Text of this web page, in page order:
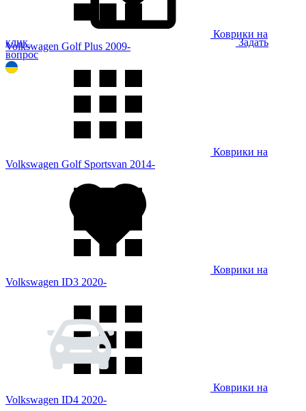
Коврики на
Volkswagen Golf Plus 2009-
Коврики на
Volkswagen Golf Sportsvan 2014-
Коврики на
Volkswagen ID3 2020-
Коврики на
Volkswagen ID4 2020-
клик
Задать
вопрос